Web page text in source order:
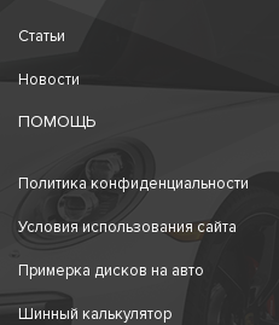
Статьи
Новости
ПОМОЩЬ
Политика конфиденциальности
Условия использования сайта
Примерка дисков на авто
Шинный калькулятор